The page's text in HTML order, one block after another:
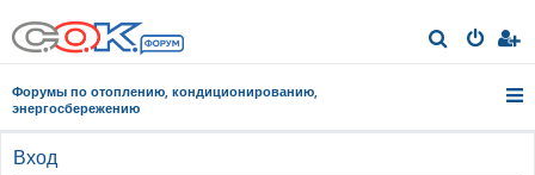
о
Форумы по отоплению, кондиционированию,
энергосбережению
Вход